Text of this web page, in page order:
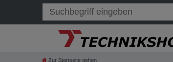
Zur Startseite gehen